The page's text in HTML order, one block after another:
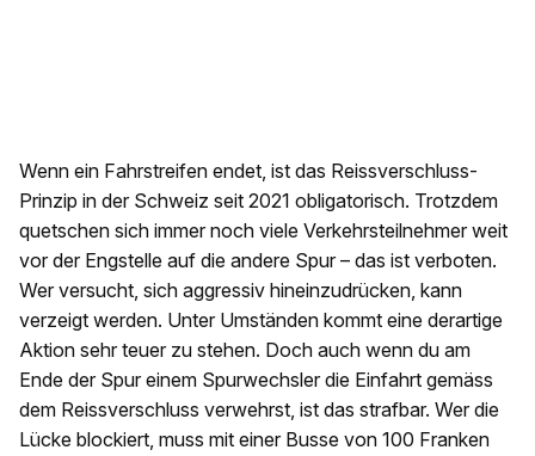
Wenn ein Fahrstreifen endet, ist das Reissverschluss-
Prinzip in der Schweiz seit 2021 obligatorisch. Trotzdem
quetschen sich immer noch viele Verkehrsteilnehmer weit
vor der Engstelle auf die andere Spur – das ist verboten.
Wer versucht, sich aggressiv hineinzudrücken, kann
verzeigt werden. Unter Umständen kommt eine derartige
Aktion sehr teuer zu stehen. Doch auch wenn du am
Ende der Spur einem Spurwechsler die Einfahrt gemäss
dem Reissverschluss verwehrst, ist das strafbar. Wer die
Lücke blockiert, muss mit einer Busse von 100 Franken